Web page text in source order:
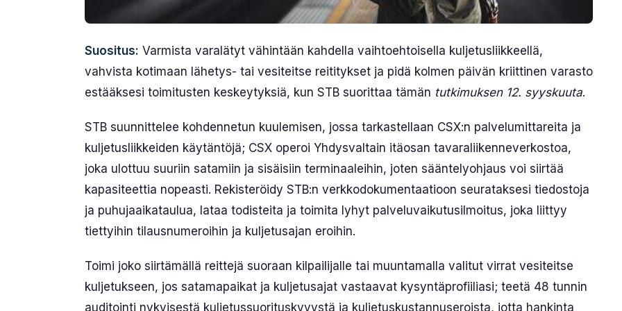
Suositus: Varmista varalätyt vähintään kahdella vaihtoehtoisella kuljetusliikkeellä,
vahvista kotimaan lähetys- tai vesiteitse reititykset ja pidä kolmen päivän kriittinen varasto
estääksesi toimitusten keskeytyksiä, kun STB suorittaa tämän tutkimuksen 12. syyskuuta.
STB suunnittelee kohdennetun kuulemisen, jossa tarkastellaan CSX:n palvelumittareita ja
kuljetusliikkeiden käytäntöjä; CSX operoi Yhdysvaltain itäosan tavaraliikenneverkostoa,
joka ulottuu suuriin satamiin ja sisäisiin terminaaleihin, joten sääntelyohjaus voi siirtää
kapasiteettia nopeasti. Rekisteröidy STB:n verkkodokumentaatioon seurataksesi tiedostoja
ja puhujaaikataulua, lataa todisteita ja toimita lyhyt palveluvaikutusilmoitus, joka liittyy
tiettyihin tilausnumeroihin ja kuljetusajan eroihin.
Toimi joko siirtämällä reittejä suoraan kilpailijalle tai muuntamalla valitut virrat vesiteitse
kuljetukseen, jos satamapaikat ja kuljetusajat vastaavat kysyntäprofiiliasi; teetä 48 tunnin
auditointi nykyisestä kuljetussuorituskyvystä ja kuljetuskustannuseroista, jotta hankinta